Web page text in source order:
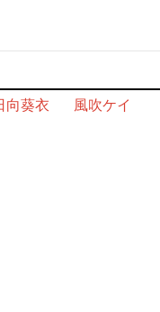
向葵衣
風吹ケイ